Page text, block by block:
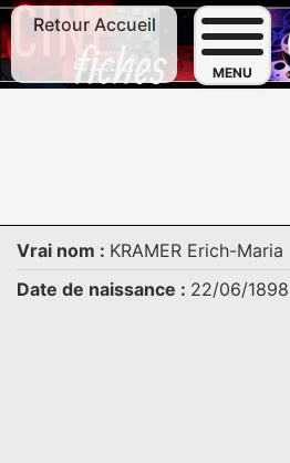
Retour Accueil
MENU
Vrai nom : KRAMER Erich-Maria
Date de naissance : 22/06/1898